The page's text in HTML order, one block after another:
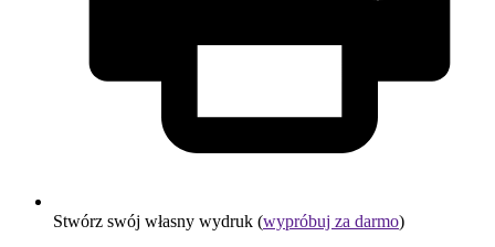
Stwórz swój własny wydruk (wypróbuj za darmo)